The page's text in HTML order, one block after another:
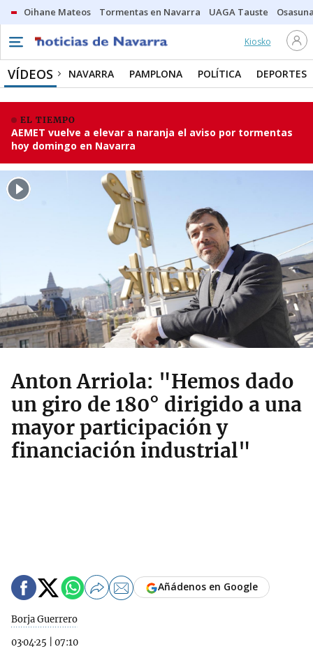
Oihane Mateos Tormentas en Navarra UAGA Tauste
Kiosko
VÍDEOS NAVARRA PAMPLONA POLÍTICA DEPORTES
EL TIEMPO
AEMET vuelve a elevar a naranja el aviso por tormentas
hoy domingo en Navarra
Anton Arriola: "Hemos dado
un giro de 180° dirigido a una
mayor participación y
financiación industrial"
Borja Guerrero
03·04·25
07:10
Añádenos en Google